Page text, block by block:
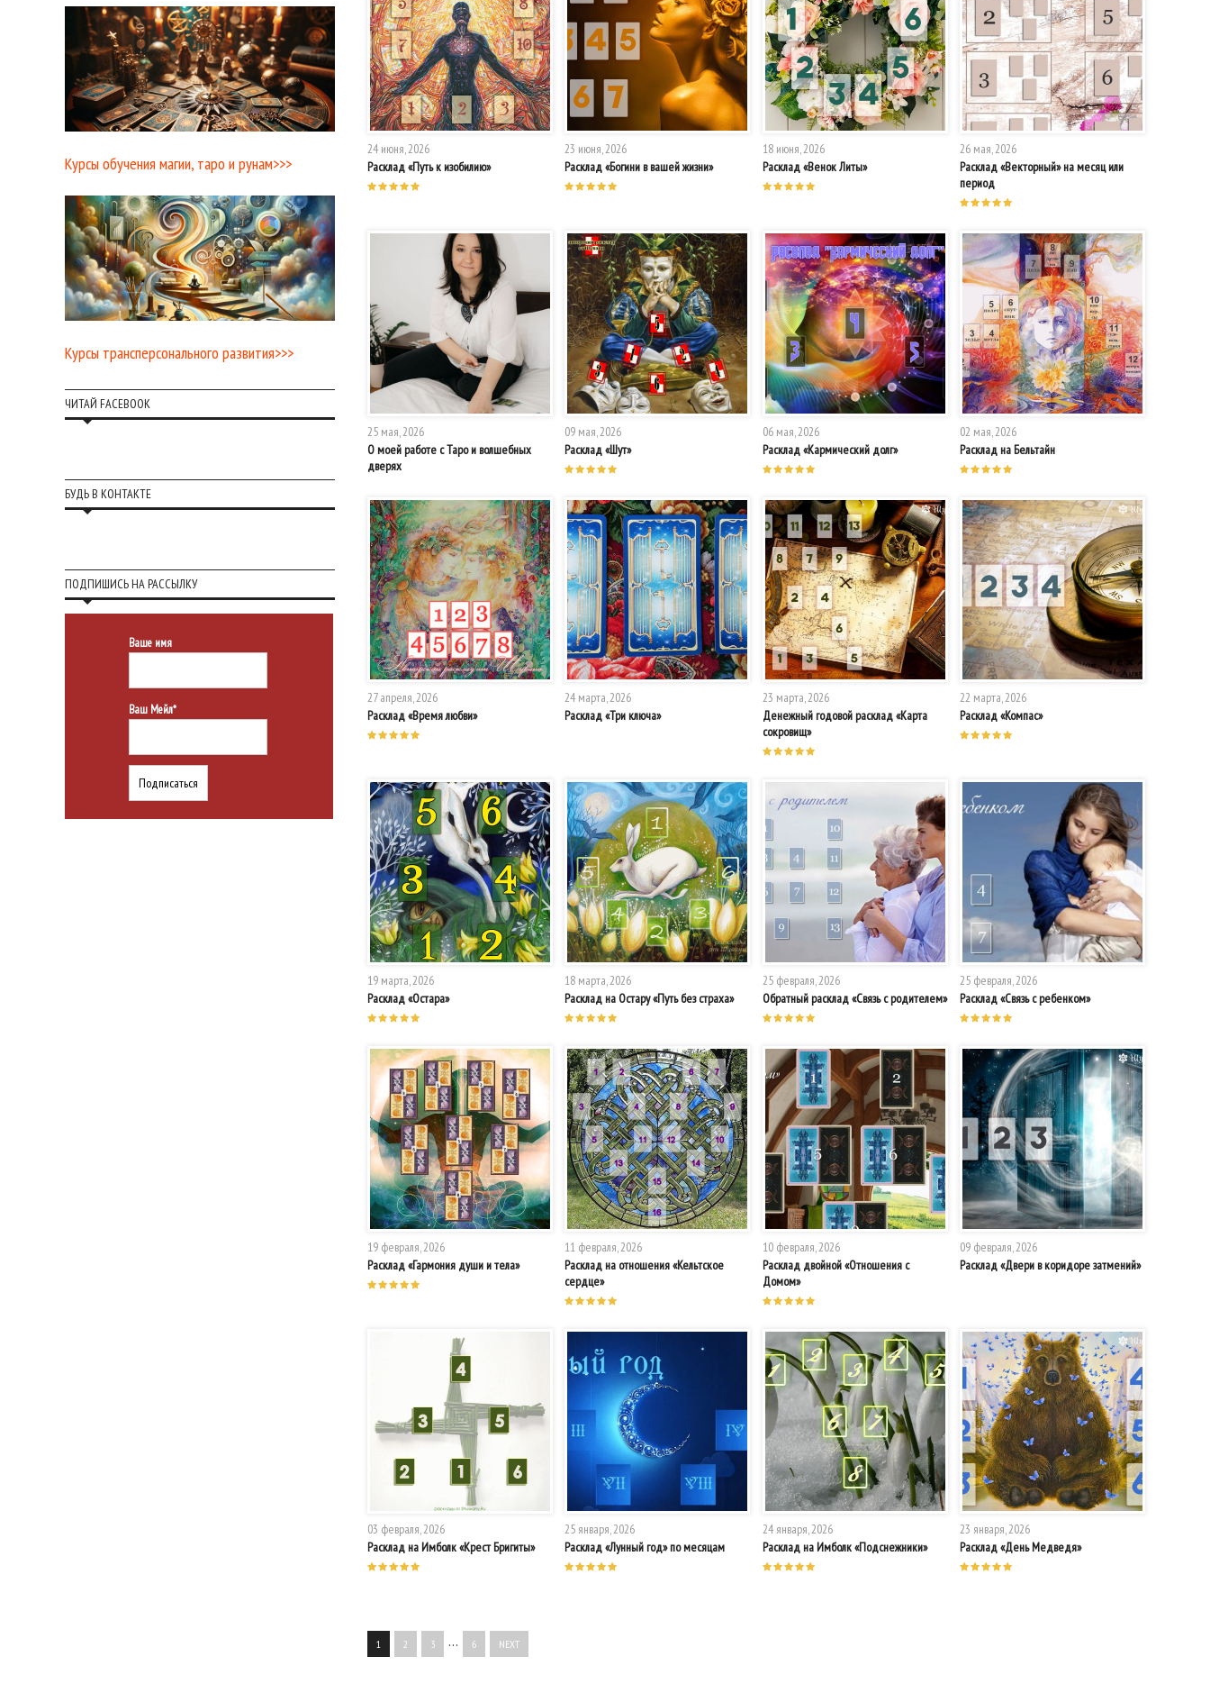
24 июня, 2026
Расклад «Путь к изобилию»
23 июня, 2026
Расклад «Богини в вашей жизни»
18 июня, 2026
Расклад «Венок Литы»
26 мая, 2026
Расклад «Векторный» на месяц или
период
25 мая, 2026
О моей работе с Таро и волшебных
дверях
09 мая, 2026
Расклад «Шут»
06 мая, 2026
Расклад «Кармический долг»
02 мая, 2026
Расклад на Бельтайн
27 апреля, 2026
Расклад «Время любви»
24 марта, 2026
Расклад «Три ключа»
23 марта, 2026
Денежный годовой расклад «Карта
сокровищ»
22 марта, 2026
Расклад «Компас»
19 марта, 2026
Расклад «Остара»
18 марта, 2026
Расклад на Остару «Путь без страха»
25 февраля, 2026
Обратный расклад «Связь с родителем»
25 февраля, 2026
Расклад «Связь с ребенком»
19 февраля, 2026
Расклад «Гармония души и тела»
11 февраля, 2026
Расклад на отношения «Кельтское
сердце»
10 февраля, 2026
Расклад двойной «Отношения с
Домом»
09 февраля, 2026
Расклад «Двери в коридоре затмений»
03 февраля, 2026
Расклад на Имболк «Крест Бригиты»
25 января, 2026
Расклад «Лунный год» по месяцам
24 января, 2026
Расклад на Имболк «Подснежники»
23 января, 2026
Расклад «День Медведя»
1 2 3 … 6 NEXT
Курсы обучения магии, таро и рунам>>>
Курсы трансперсонального развития>>>
ЧИТАЙ FACEBOOK
БУДЬ В КОНТАКТЕ
ПОДПИШИСЬ НА РАССЫЛКУ
Ваше имя
Ваш Мейл*